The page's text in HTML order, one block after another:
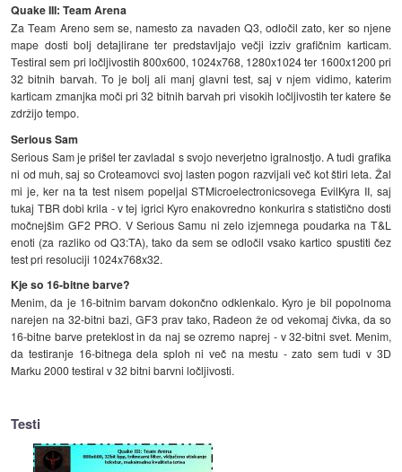
Quake III: Team Arena
Za Team Areno sem se, namesto za navaden Q3, odločil zato, ker so njene
mape dosti bolj detajlirane ter predstavljajo večji izziv grafičnim karticam.
Testiral sem pri ločljivostih 800x600, 1024x768, 1280x1024 ter 1600x1200 pri
32 bitnih barvah. To je bolj ali manj glavni test, saj v njem vidimo, katerim
karticam zmanjka moči pri 32 bitnih barvah pri visokih ločljivostih ter katere še
zdržijo tempo.
Serious Sam
Serious Sam je prišel ter zavladal s svojo neverjetno igralnostjo. A tudi grafika
ni od muh, saj so Croteamovci svoj lasten pogon razvijali več kot štiri leta. Žal
mi je, ker na ta test nisem popeljal STMicroelectronicsovega EvilKyra II, saj
tukaj TBR dobi krila - v tej igrici Kyro enakovredno konkurira s statistično dosti
močnejšim GF2 PRO. V Serious Samu ni zelo izjemnega poudarka na T&L
enoti (za razliko od Q3:TA), tako da sem se odločil vsako kartico spustiti čez
test pri resoluciji 1024x768x32.
Kje so 16-bitne barve?
Menim, da je 16-bitnim barvam dokončno odklenkalo. Kyro je bil popolnoma
narejen na 32-bitni bazi, GF3 prav tako, Radeon že od vekomaj čivka, da so
16-bitne barve preteklost in da naj se ozremo naprej - v 32-bitni svet. Menim,
da testiranje 16-bitnega dela sploh ni več na mestu - zato sem tudi v 3D
Marku 2000 testiral v 32 bitni barvni ločljivosti.
Testi